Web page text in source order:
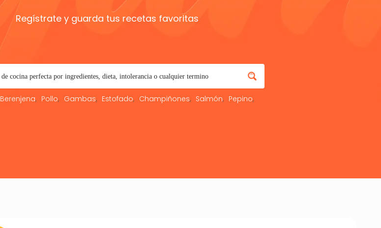
Regístrate y guarda tus recetas favoritas
Berenjena Pollo Gambas Estofado Champiñones Salmón
Pepino